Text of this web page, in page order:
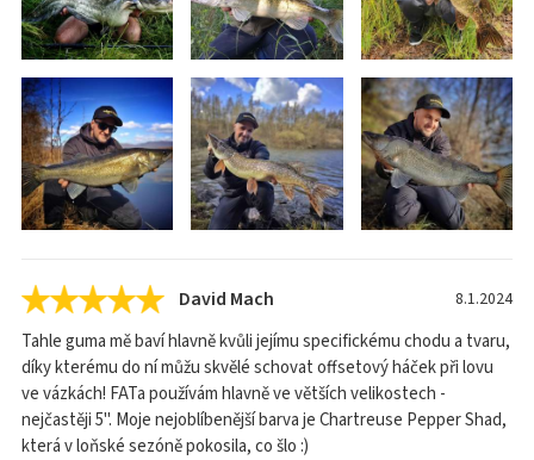
David Mach 8.1.2024
Tahle guma mě baví hlavně kvůli jejímu specifickému chodu a tvaru,
díky kterému do ní můžu skvělé schovat offsetový háček při lovu
ve vázkách! FATa používám hlavně ve větších velikostech -
nejčastěji 5". Moje nejoblíbenější barva je Chartreuse Pepper Shad,
která v loňské sezóně pokosila, co šlo :)